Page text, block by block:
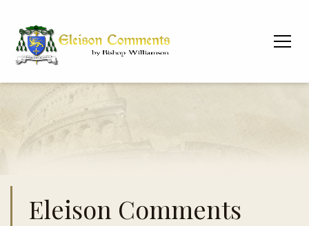
Eleison Comments